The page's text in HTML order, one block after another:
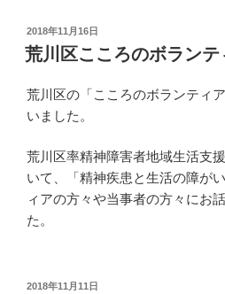
投
稿
日:
2018年11月16日
荒川区こころのボランテ
荒川区の「こころのボランティ
いました。
荒川区率精神障害者地域生活支
いて、「精神疾患と生活の障が
ィアの方々や当事者の方々にお
た。
投
2018年11月11日